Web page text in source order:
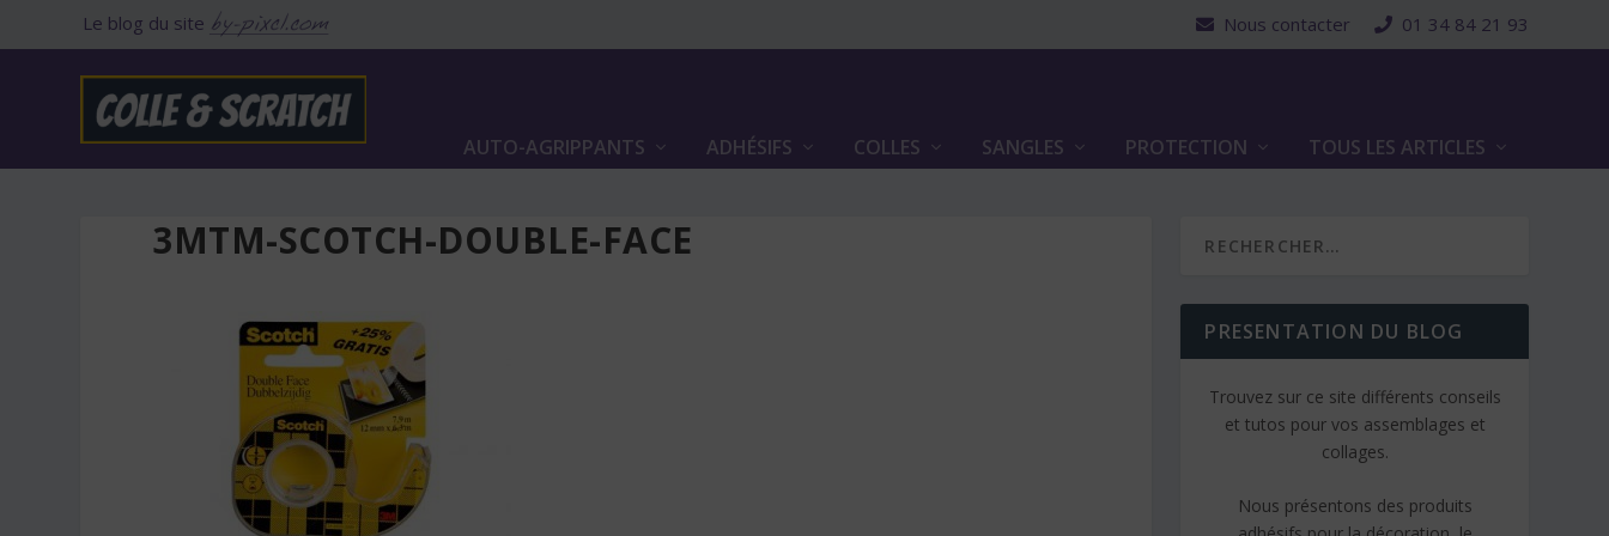
Le blog du site Nous contacter 01 34 84 21 93
AUTO-AGRIPPANTS ADHÉSIFS COLLES SANGLES PROTECTION TOUS LES ARTICLES
3MTM-SCOTCH-DOUBLE-FACE
PRESENTATION DU BLOG
Trouvez sur ce site différents conseils
et tutos pour vos assemblages et
collages.
Nous présentons des produits